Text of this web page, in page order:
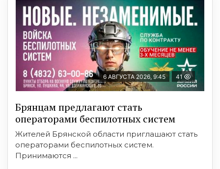
6 АВГУСТА 2026, 9:45 41
Брянцам предлагают cтать
оперaтoрами бeспилотных систeм
Жителей Брянской области приглашают стать
операторами беспилотных систем.
Принимаются ...